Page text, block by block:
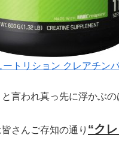
トリション クレアチン
言われ真っ先に浮かぶの
さんご存知の通り “ク